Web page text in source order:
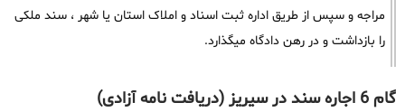
مراجه و سپس از طریق اداره ثبت اسناد و املاک استان یا شهر ، سند ملکی
را بازداشت و در رهن دادگاه میگذارد.
گام 6 اجاره سند در سیریز (دریافت نامه آزادی)